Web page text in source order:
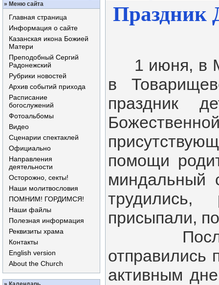
» Меню сайта
Главная страница
Информация о сайте
Казанская икона Божией
Матери
Преподобный Сергий
Радонежский
Рубрики новостей
Архив событий прихода
Расписание
богослужений
Фотоальбомы
Видео
Сценарии спектаклей
Официально
Направления
деятельности
Осторожно, секты!
Наши молитвословия
ПОМНИМ! ГОРДИМСЯ!
Наши файлы
Полезная информация
Реквизиты храма
Контакты
English version
About the Church
Праздник
1 июня, в
в
праздник
помощи
миндальный
присыпали,
После
отправились
активным